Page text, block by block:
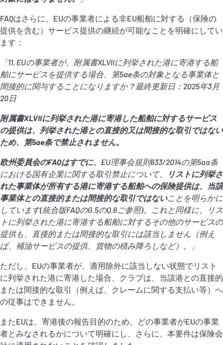
FAQはさらに、EUの事業者による非EU船舶に対する（保険の
提供を含む）サービス提供の継続が可能なことを明確にしてい
ます：
「11. EUの事業者が、附属書XLVIIに列挙された港に寄港する船
舶にサービスを提供する場合、第5ae条の対象となる事業体と
間接的に関与することになりますか？最終更新日： 2025年3月
20日
附属書XLVIIに列挙された港に寄港した船舶に対するサービス
の提供は、列挙された港との直接的又は間接的な取引ではない
ため、第5ae条で禁止されません。
欧州委員会のFAQはすでに、 EU理事会規則833/2014の第5aa条
における国有企業に関する取引禁止について、
リストに列挙さ
れた事業体が所有する港に寄港する船舶への保険提供は、当該
事業体との直接的または間接的な取引ではないことを明らかに
しています(統合版FAQのG.5のQ.6 ご参照) 。これと同様に、リス
トに列挙された港に寄港する船舶に対するその他のサービスの
提供も、直接的または間接的な取引には該当しません（例え
ば、補油サービスの提供、貨物の積み降ろしなど）。」
ただし、EUの事業者が、適用除外に該当しない状態でリスト
に列挙された港に寄港した場合、クラブは、当該港との直接的
または間接的な取引（例えば、クレームに関する支払い等）へ
の従事はできません。
またEUは、寄港後の報告目的のため、どの事業者がEUの事業
者とみなされるかについて明確にし、さらに、本要件は保険会